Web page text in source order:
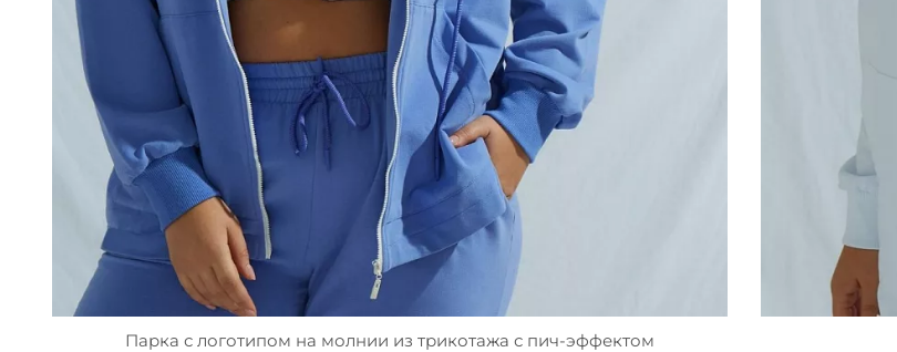
Парка с логотипом на молнии из трикотажа с пич-эффектом